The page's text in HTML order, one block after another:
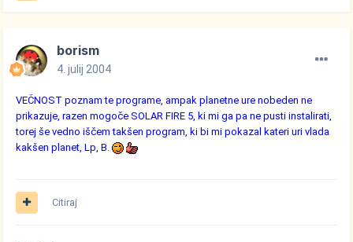
borism
4. julij 2004
VEČNOST poznam te programe, ampak planetne ure nobeden ne
prikazuje, razen mogoče SOLAR FIRE 5, ki mi ga pa ne pusti instalirati,
torej še vedno iščem takšen program, ki bi mi pokazal kateri uri vlada
kakšen planet, Lp, B.
Citiraj